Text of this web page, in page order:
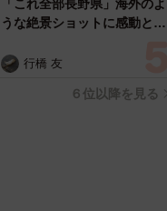
「これ全部長野県」海外のよ
うな絶景ショットに感動と反
ったんだって気づいた」
行橋 友
６位以降を見る